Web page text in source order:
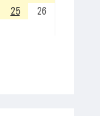
25
26